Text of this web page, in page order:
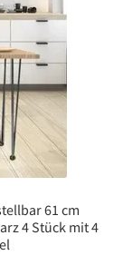
61 cm
4 Stück mit 4